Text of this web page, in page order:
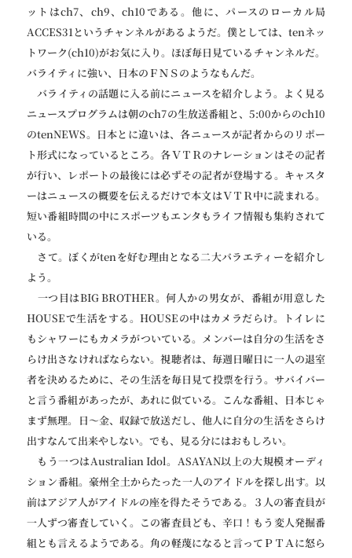
ットはch7、ch9、ch10である。他に、パースのローカル局
ACCES31というチャンネルがあるようだ。僕としては、tenネッ
トワーク(ch10)がお気に入り。ほぼ毎日見ているチャンネルだ。
バライティに強い、日本のＦＮＳのようなもんだ。
バライティの話題に入る前にニュースを紹介しよう。よく見る
ニュースプログラムは朝のch7の生放送番組と、5:00からのch10
のtenNEWS。日本とに違いは、各ニュースが記者からのリポー
ト形式になっているところ。各ＶＴＲのナレーションはその記者
が行い、レポートの最後には必ずその記者が登場する。キャスタ
ーはニュースの概要を伝えるだけで本文はＶＴＲ中に読まれる。
短い番組時間の中にスポーツもエンタもライフ情報も集約されて
いる。
さて。ぼくがtenを好む理由となる二大バラエティーを紹介し
よう。
一つ目はBIG BROTHER。何人かの男女が、番組が用意した
HOUSEで生活をする。HOUSEの中はカメラだらけ。トイレに
もシャワーにもカメラがついている。メンバーは自分の生活をさ
らけ出さなければならない。視聴者は、毎週日曜日に一人の退室
者を決めるために、その生活を毎日見て投票を行う。サバイバー
と言う番組があったが、あれに似ている。こんな番組、日本じゃ
まず無理。日〜金、収録で放送だし、他人に自分の生活をさらけ
出すなんて出来やしない。でも、見る分にはおもしろい。
もう一つはAustralian Idol。ASAYAN以上の大規模オーディ
ション番組。豪州全土からたった一人のアイドルを探し出す。以
前はアジア人がアイドルの座を得たそうである。３人の審査員が
一人ずつ審査していく。この審査員ども、辛口！もう変人発掘番
組とも言えるようである。角の軽蔑になると言ってＰＴＡに怒ら